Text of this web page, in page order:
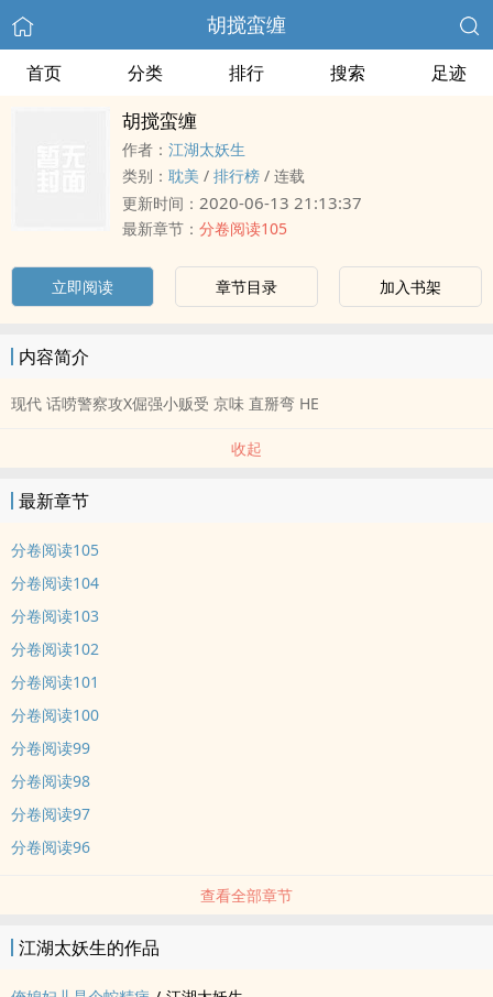
胡搅蛮缠
首页 分类 排行 搜索 足迹
胡搅蛮缠
作者： 江湖太妖生
类别： 耽美 / 排行榜 / 连载
更新时间： 2020-06-13 21:13:37
最新章节： 分卷阅读105
立即阅读 章节目录 加入书架
内容简介
现代 话唠警察攻X倔强小贩受 京味 直掰弯 HE
收起
最新章节
分卷阅读105
分卷阅读104
分卷阅读103
分卷阅读102
分卷阅读101
分卷阅读100
分卷阅读99
分卷阅读98
分卷阅读97
分卷阅读96
查看全部章节
江湖太妖生的作品